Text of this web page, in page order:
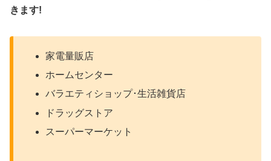
きます!
家電量販店
ホームセンター
バラエティショップ･生活雑貨店
ドラッグストア
スーパーマーケット